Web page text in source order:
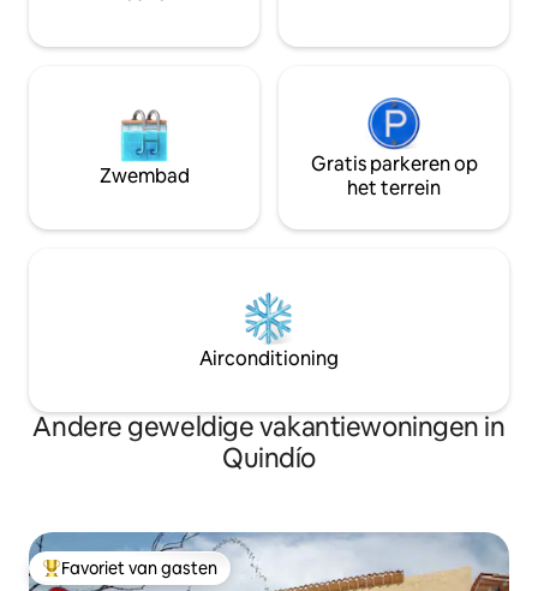
contact te maken met de natuur!
Zwembad
Gratis parkeren op
het terrein
Airconditioning
Andere geweldige vakantiewoningen in
Quindío
Topfavoriet van gasten
Favoriet van gasten